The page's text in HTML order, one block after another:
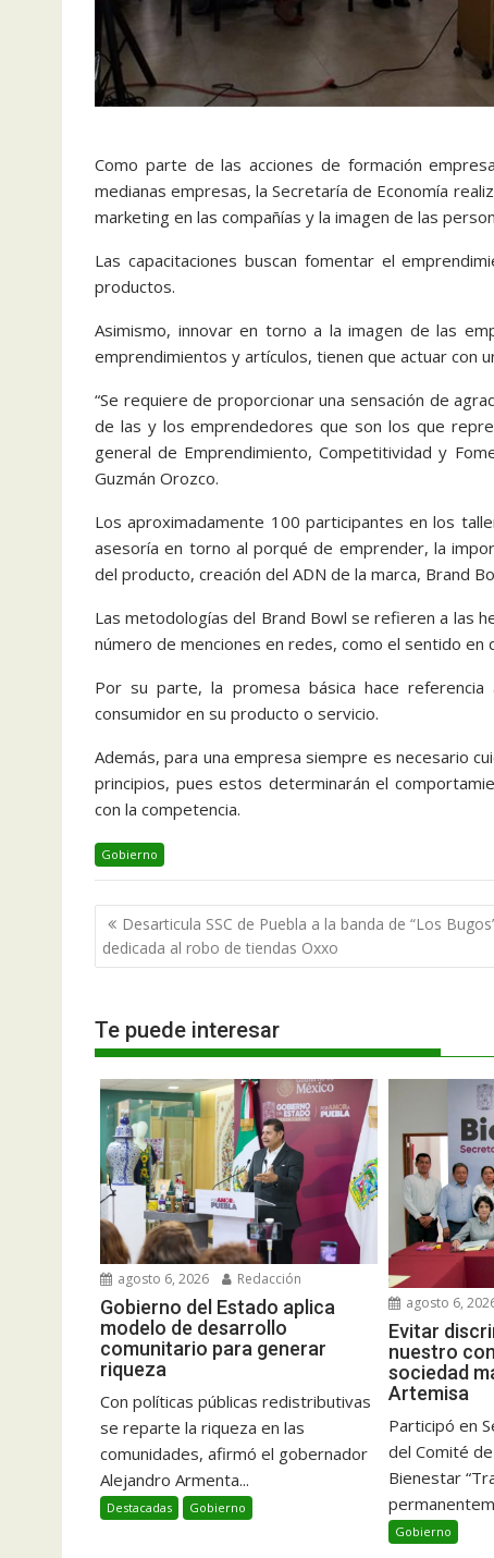
Como parte de las acciones de formación
medianas empresas, la Secretaría de Economía
marketing en las compañías y la imagen de las
Las capacitaciones buscan fomentar el
productos.
Asimismo, innovar en torno a la imagen de las
emprendimientos y artículos, tienen que actuar con
“Se requiere de proporcionar una sensación de
de las y los emprendedores que son los que
general de Emprendimiento, Competitividad y
Guzmán Orozco.
Los aproximadamente 100 participantes en los
asesoría en torno al porqué de emprender, la
del producto, creación del ADN de la marca, Brand
Las metodologías del Brand Bowl se refieren a las
número de menciones en redes, como el sentido en
Por su parte, la promesa básica hace
consumidor en su producto o servicio.
Además, para una empresa siempre es necesario
principios, pues estos determinarán el
con la competencia.
Gobierno
Navegación
de
entradas
Desarticula SSC de Puebla a la banda de “Los
dedicada al robo de tiendas Oxxo
Te puede interesar
agosto 6, 2026 Redacción
Gobierno del Estado aplica
modelo de desarrollo
comunitario para generar
riqueza
Con políticas públicas redistributivas
se reparte la riqueza en las
comunidades, afirmó el gobernador
Alejandro Armenta...
Destacadas Gobierno
agosto 6,
Evitar
nuestro
sociedad
Artemisa
Participó en
del Comité
Bienestar
Gobierno